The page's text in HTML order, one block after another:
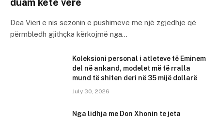
Dea Vieri e nis sezonin e pushimeve me një zgjedhje që
përmbledh gjithçka kërkojmë nga…
Koleksioni personal i atleteve të Eminem
del në ankand, modelet më të rralla
mund të shiten deri në 35 mijë dollarë
July 30, 2026
Nga lidhja me Don Xhonin te jeta